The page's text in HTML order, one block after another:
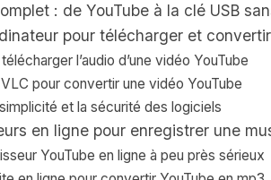
: de YouTube à la clé USB
pour télécharger et
l’audio d’une vidéo YouTube
pour convertir une vidéo YouTube
et la sécurité des logiciels
en ligne pour enregistrer une
YouTube en ligne à peu près sérieux